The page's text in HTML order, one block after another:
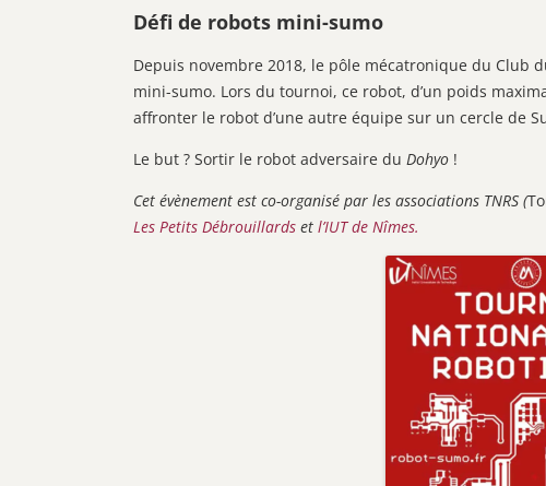
Défi de robots mini-sumo
Depuis novembre 2018, le pôle mécatronique du Club
mini-sumo. Lors du tournoi, ce robot, d’un poids
affronter le robot d’une autre équipe sur un cercle de
Le but ? Sortir le robot adversaire du Dohyo !
Cet évènement est co-organisé par les associations TNRS (
Les Petits Débrouillards et l’IUT de Nîmes.